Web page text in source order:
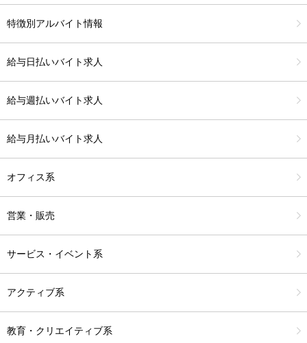
特徴別アルバイト情報
給与日払いバイト求人
給与週払いバイト求人
給与月払いバイト求人
オフィス系
営業・販売
サービス・イベント系
アクティブ系
教育・クリエイティブ系